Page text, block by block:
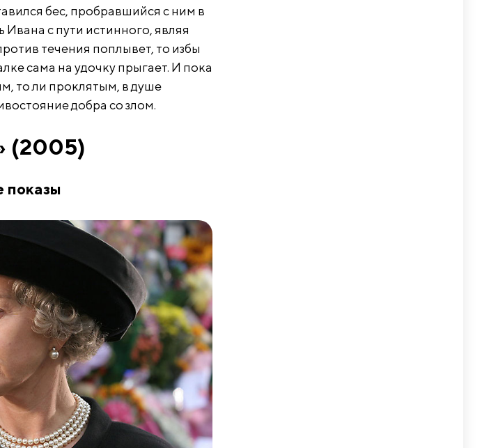
бес, пробравшийся с ним в
с пути истинного, являя
течения поплывет, то избы
сама на удочку прыгает. И пока
то ли проклятым, в душе
добра со злом.
(2005)
показы